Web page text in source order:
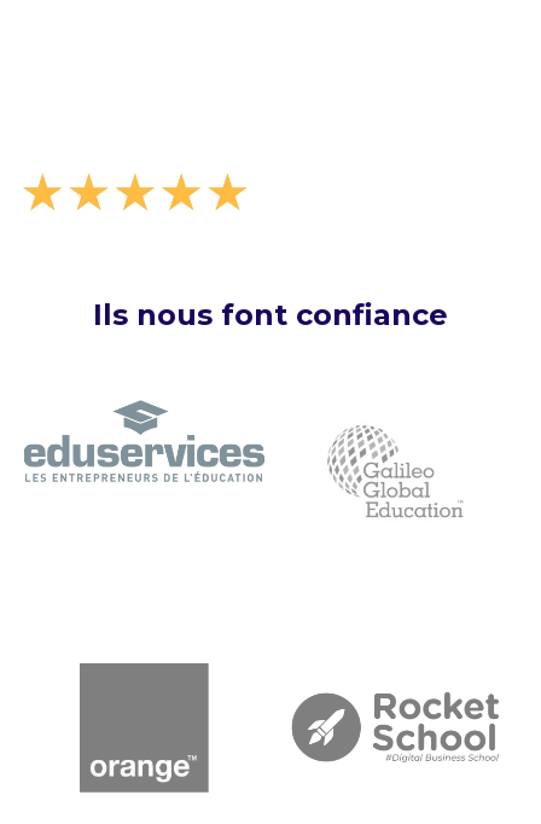
Ils nous font confiance